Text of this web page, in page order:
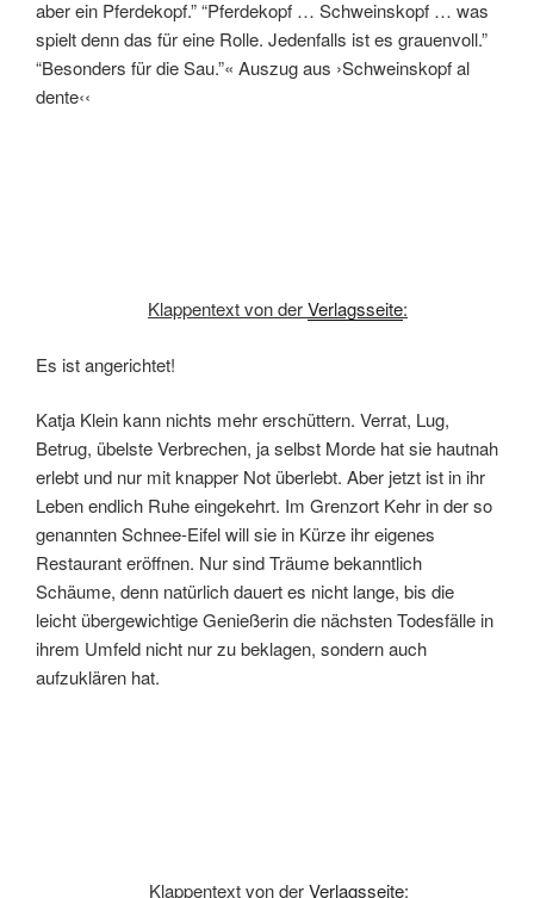
aber ein Pferdekopf.” “Pferdekopf … Schweinskopf … was
spielt denn das für eine Rolle. Jedenfalls ist es grauenvoll.”
“Besonders für die Sau.”« Auszug aus ›Schweinskopf al
dente‹‹
Klappentext von derVerlagsseite:
Es ist angerichtet!
Katja Klein kann nichts mehr erschüttern. Verrat, Lug,
Betrug, übelste Verbrechen, ja selbst Morde hat sie hautnah
erlebt und nur mit knapper Not überlebt. Aber jetzt ist in ihr
Leben endlich Ruhe eingekehrt. Im Grenzort Kehr in der so
genannten Schnee-Eifel will sie in Kürze ihr eigenes
Restaurant eröffnen. Nur sind Träume bekanntlich
Schäume, denn natürlich dauert es nicht lange, bis die
leicht übergewichtige Genießerin die nächsten Todesfälle in
ihrem Umfeld nicht nur zu beklagen, sondern auch
aufzuklären hat.
Klappentext von derVerlagsseite: